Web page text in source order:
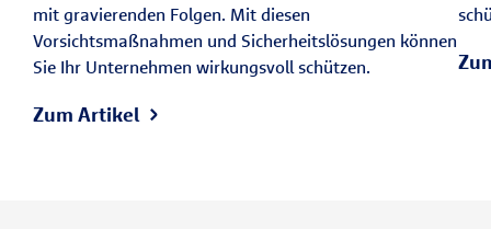
mit gravierenden Folgen. Mit diesen
Vorsichtsmaßnahmen und Sicherheitslösungen können
Sie Ihr Unternehmen wirkungsvoll schützen.
Zum Artikel